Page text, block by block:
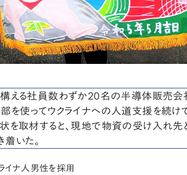
える社員数わずか20名の半導体販売会
を使ってウクライナへの人道支援を続け
を取材すると、現地で物資の受け入れ先
いた。
イナ人男性を採用